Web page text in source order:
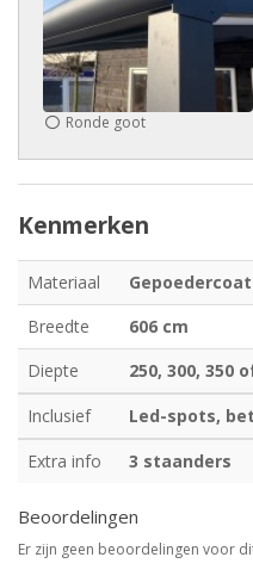
Ronde goot
Kenmerken
Materiaal
Breedte
606 cm
Diepte
250, 300, 350
Inclusief
Led-spots,
Extra info
3 staanders
Beoordelingen
Er zijn geen beoordelingen voor